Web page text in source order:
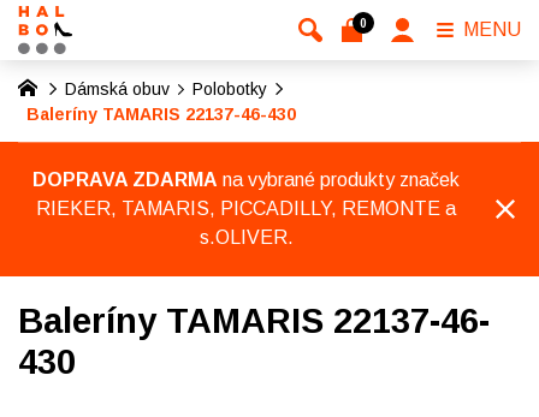
Dámská obuv
Polobotky
Baleríny TAMARIS 22137-46-430
DOPRAVA ZDARMA na vybrané produkty značek
RIEKER, TAMARIS, PICCADILLY, REMONTE a
s.OLIVER.
Baleríny TAMARIS 22137-46-
430
0 MENU